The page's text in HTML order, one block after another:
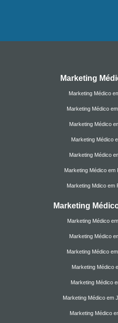
Marketing
Marketing Médico
Marketing Médico
Marketing Médico
Marketing Médico
Marketing Médico
Marketing Médico em
Marketing Mdico em
Marketing
Marketing Médico
Marketing Médico
Marketing Médico
Marketing Médico
Marketing Médico
Marketing Médico em
Marketing Médico